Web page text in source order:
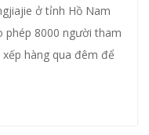
ở tỉnh Hồ Nam
phép 8000 người tham
xếp hàng qua đêm để